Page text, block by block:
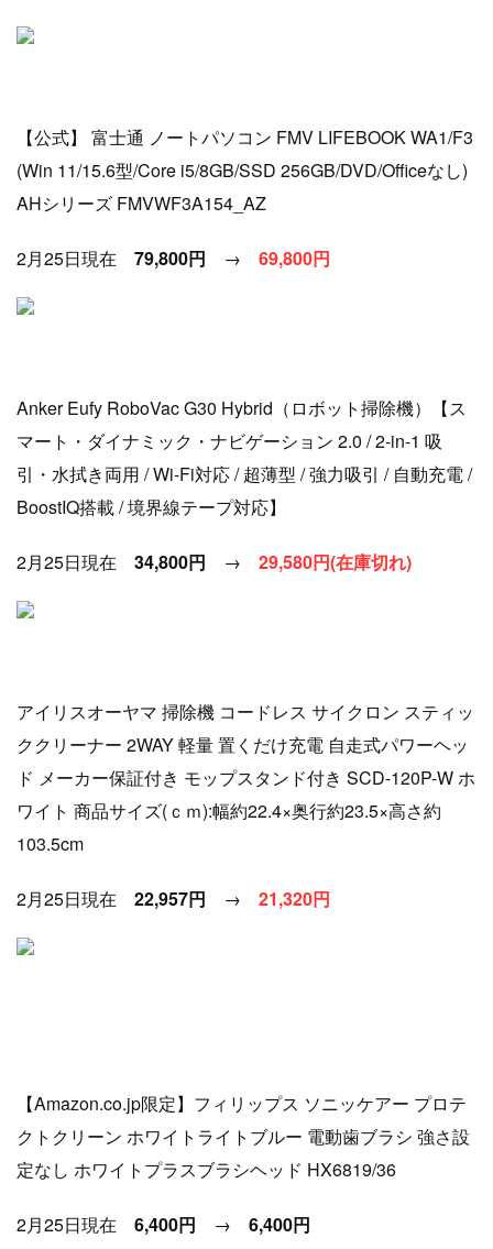
【公式】 富士通 ノートパソコン FMV LIFEBOOK WA1/F3
(Win 11/15.6型/Core i5/8GB/SSD 256GB/DVD/Officeなし)
AHシリーズ FMVWF3A154_AZ
2月25日現在 79,800円 → 69,800円
Anker Eufy RoboVac G30 Hybrid（ロボット掃除機）【ス
マート・ダイナミック・ナビゲーション 2.0 / 2-in-1 吸
引・水拭き両用 / Wi-Fi対応 / 超薄型 / 強力吸引 / 自動充電 /
BoostIQ搭載 / 境界線テープ対応】
2月25日現在 34,800円 → 29,580円(在庫切れ)
アイリスオーヤマ 掃除機 コードレス サイクロン スティッ
ククリーナー 2WAY 軽量 置くだけ充電 自走式パワーヘッ
ド メーカー保証付き モップスタンド付き SCD-120P-W ホ
ワイト 商品サイズ(ｃｍ):幅約22.4×奥行約23.5×高さ約
103.5cm
2月25日現在 22,957円 → 21,320円
【Amazon.co.jp限定】フィリップス ソニッケアー プロテ
クトクリーン ホワイトライトブルー 電動歯ブラシ 強さ設
定なし ホワイトプラスブラシヘッド HX6819/36
2月25日現在 6,400円 → 6,400円